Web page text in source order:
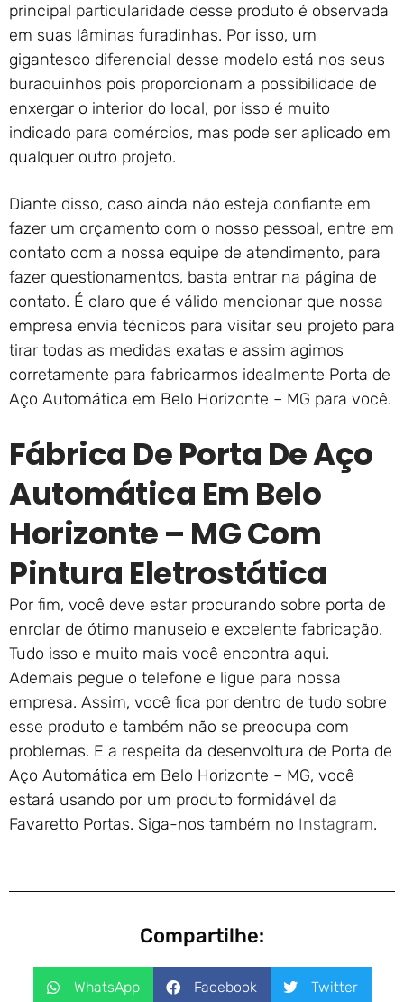
principal particularidade desse produto é observada
em suas lâminas furadinhas. Por isso, um
gigantesco diferencial desse modelo está nos seus
buraquinhos pois proporcionam a possibilidade de
enxergar o interior do local, por isso é muito
indicado para comércios, mas pode ser aplicado em
qualquer outro projeto.
Diante disso, caso ainda não esteja confiante em
fazer um orçamento com o nosso pessoal, entre em
contato com a nossa equipe de atendimento, para
fazer questionamentos, basta entrar na página de
contato. É claro que é válido mencionar que nossa
empresa envia técnicos para visitar seu projeto para
tirar todas as medidas exatas e assim agimos
corretamente para fabricarmos idealmente Porta de
Aço Automática em Belo Horizonte – MG para você.
Fábrica De Porta De Aço
Automática Em Belo
Horizonte – MG Com
Pintura Eletrostática
Por fim, você deve estar procurando sobre porta de
enrolar de ótimo manuseio e excelente fabricação.
Tudo isso e muito mais você encontra aqui.
Ademais pegue o telefone e ligue para nossa
empresa. Assim, você fica por dentro de tudo sobre
esse produto e também não se preocupa com
problemas. E a respeita da desenvoltura de Porta de
Aço Automática em Belo Horizonte – MG, você
estará usando por um produto formidável da
Favaretto Portas. Siga-nos também no Instagram.
Compartilhe:
WhatsApp Facebook Twitter